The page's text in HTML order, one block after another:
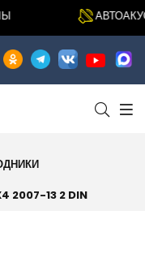
2007-13 2 DIN